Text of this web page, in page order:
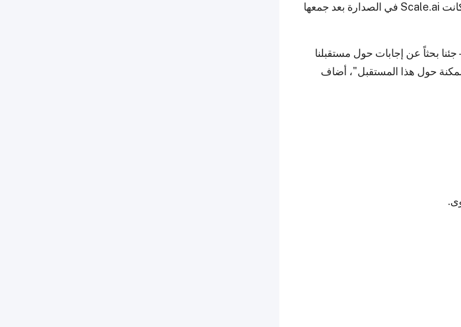
جمعت منذ ذلك الحين ما يقارب 30 مليار دولار من الاستثمارات، وكانت Scale.ai في الصدارة بعد جمعها
الأسبوع — جئنا بحثاً عن إجابات حول مستقبلنا
حول هذا المستقبل"، أضاف